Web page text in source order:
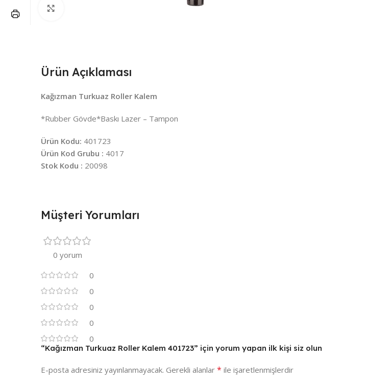
Ürün Açıklaması
Kağızman Turkuaz Roller Kalem
*Rubber Gövde*Baskı Lazer – Tampon
Ürün Kodu: 401723
Ürün Kod Grubu : 4017
Stok Kodu : 20098
Müşteri Yorumları
0 yorum
0
0
0
0
0
“Kağızman Turkuaz Roller Kalem 401723” için yorum yapan ilk kişi siz olun
E-posta adresiniz yayınlanmayacak. Gerekli alanlar * ile işaretlenmişlerdir